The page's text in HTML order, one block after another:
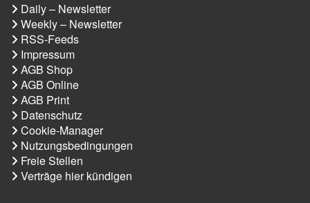
Daily – Newsletter
Weekly – Newsletter
RSS-Feeds
Impressum
AGB Shop
AGB Online
AGB Print
Datenschutz
Cookie-Manager
Nutzungsbedingungen
Freie Stellen
Verträge hier kündigen